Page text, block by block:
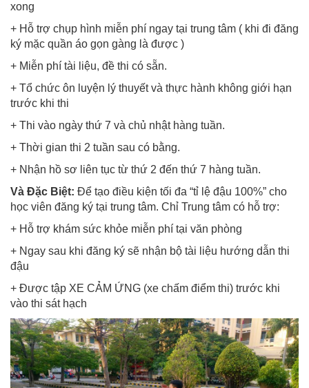
xong
+ Hỗ trợ chụp hình miễn phí ngay tại trung tâm ( khi đi đăng
ký mặc quần áo gọn gàng là được )
+ Miễn phí tài liệu, đề thi có sẵn.
+ Tổ chức ôn luyện lý thuyết và thực hành không giới hạn
trước khi thi
+ Thi vào ngày thứ 7 và chủ nhật hàng tuần.
+ Thời gian thi 2 tuần sau có bằng.
+ Nhận hồ sơ liên tục từ thứ 2 đến thứ 7 hàng tuần.
Và Đặc Biệt: Để tạo điều kiện tối đa “tỉ lệ đậu 100%” cho
học viên đăng ký tại trung tâm. Chỉ Trung tâm có hỗ trợ:
+ Hỗ trợ khám sức khỏe miễn phí tại văn phòng
+ Ngay sau khi đăng ký sẽ nhận bộ tài liệu hướng dẫn thi
đậu
+ Được tập XE CẢM ỨNG (xe chấm điểm thi) trước khi
vào thi sát hạch